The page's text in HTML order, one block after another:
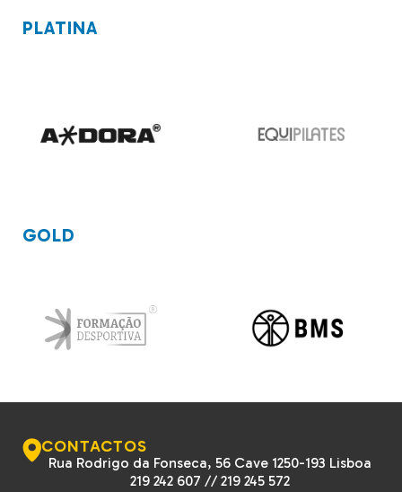
PLATINA
GOLD
CONTACTOS
Rua Rodrigo da Fonseca, 56 Cave 1250-193 Lisboa
219 242 607 //219 245 572